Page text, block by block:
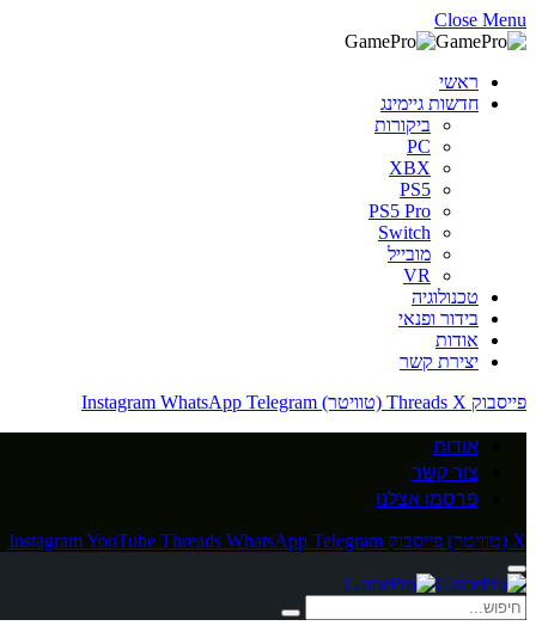
Close Menu
ראשי
חדשות גיימינג
ביקורות
PC
XBX
PS5
PS5 Pro
Switch
מובייל
VR
טכנולוגיה
בידור ופנאי
אודות
יצירת קשר
פייסבוק
Threads X (טוויטר) Instagram WhatsApp Telegram
אודות
צור קשר
פרסמו אצלנו
X (טוויטר) פייסבוק InstagramYouTube Threads WhatsApp Telegram